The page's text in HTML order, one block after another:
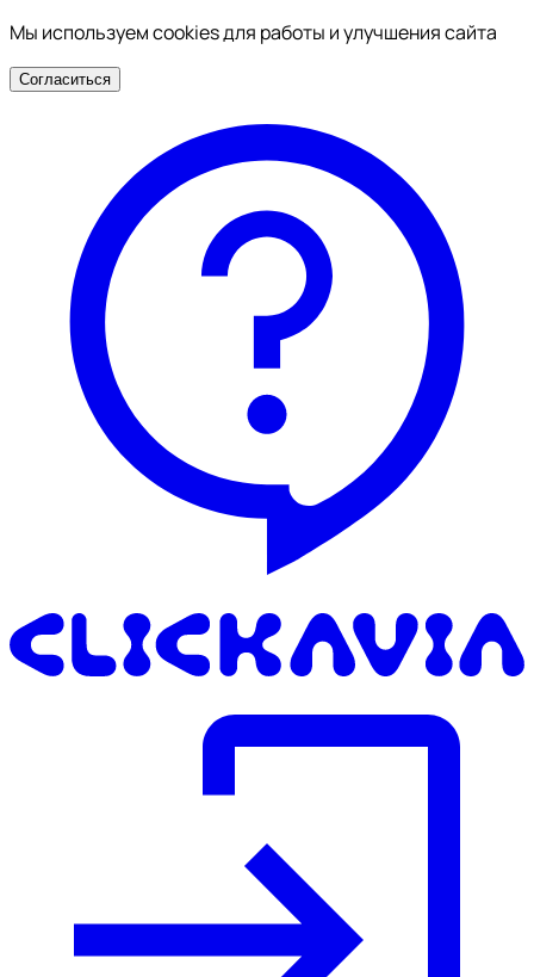
Мы используем cookies для работы и улучшения сайта
Согласиться